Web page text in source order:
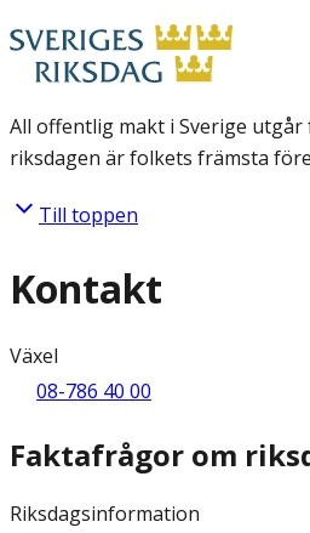
All offentlig makt i Sverige
riksdagen är folkets främsta
Till toppen
Kontakt
Växel
08-786 40 00
Faktafrågor om
Riksdagsinformation